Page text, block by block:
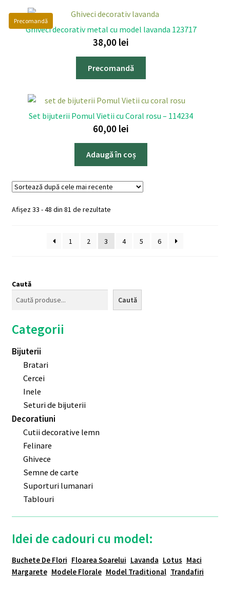
Precomandă
Ghiveci decorativ metal cu model lavanda 123717
38,00 lei
Precomandă
Set bijuterii Pomul Vietii cu Coral rosu – 114234
60,00 lei
Adaugă în coș
Afișez 33 - 48 din 81 de rezultateSortat
cele
1 2 3 4 5 6
Caută
Caută
Categorii
Bijuterii
Bratari
Cercei
Inele
Seturi de bijuterii
Decoratiuni
Cutii decorative lemn
Felinare
Ghivece
Semne de carte
Suporturi lumanari
Tablouri
Idei de cadouri cu model:
Buchete De Flori Floarea Soarelui Lavanda Lotus Maci
Margarete Modele Florale Model Traditional Trandafiri